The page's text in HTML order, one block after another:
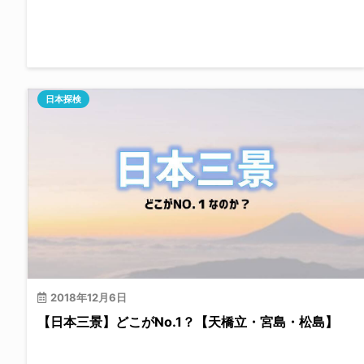
2018年12月6日
日本探検
【日本三景】どこがNo.1？【天橋立・宮島・松島】